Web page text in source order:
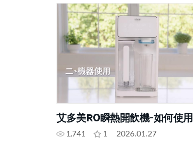
艾多美RO瞬熱開飲機-如何使用
1,741 1 2026.01.27